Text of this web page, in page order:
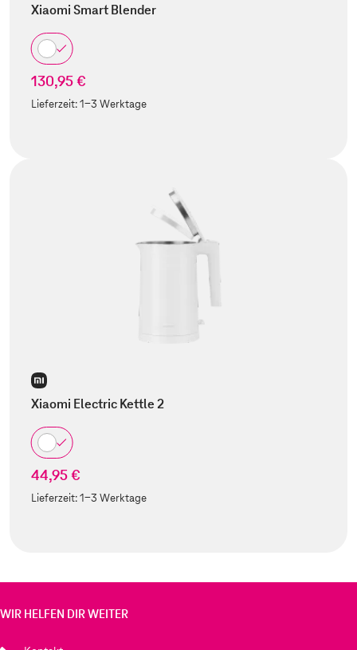
Xiaomi Smart Blender
130,95 €
Lieferzeit:1-3 Werktage
Xiaomi Electric Kettle 2
44,95 €
Lieferzeit:1-3 Werktage
WIR HELFEN DIR WEITER